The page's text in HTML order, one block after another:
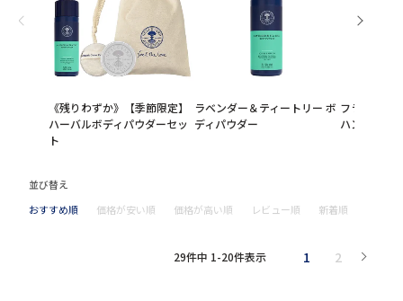
《残りわずか》【季節限定】
ハーバルボディパウダーセッ
ト
ラベンダー＆ティートリー ボ
ディパウダー
フランキン
ハンドセラ
並び替え
おすすめ順
価格が安い順 価格が高い順 レビュー順 新着順
29件中 1-20件表示 1 2